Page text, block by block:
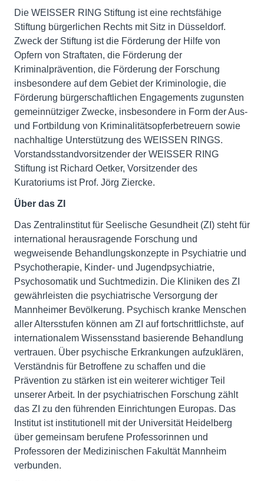
Die WEISSER RING Stiftung ist eine rechtsfähige
Stiftung bürgerlichen Rechts mit Sitz in Düsseldorf.
Zweck der Stiftung ist die Förderung der Hilfe von
Opfern von Straftaten, die Förderung der
Kriminalprävention, die Förderung der Forschung
insbesondere auf dem Gebiet der Kriminologie, die
Förderung bürgerschaftlichen Engagements zugunsten
gemeinnütziger Zwecke, insbesondere in Form der Aus-
und Fortbildung von Kriminalitätsopferbetreuern sowie
nachhaltige Unterstützung des WEISSEN RINGS.
Vorstandsstandvorsitzender der WEISSER RING
Stiftung ist Richard Oetker, Vorsitzender des
Kuratoriums ist Prof. Jörg Ziercke.
Über das ZI
Das Zentralinstitut für Seelische Gesundheit (ZI) steht für
international herausragende Forschung und
wegweisende Behandlungskonzepte in Psychiatrie und
Psychotherapie, Kinder- und Jugendpsychiatrie,
Psychosomatik und Suchtmedizin. Die Kliniken des ZI
gewährleisten die psychiatrische Versorgung der
Mannheimer Bevölkerung. Psychisch kranke Menschen
aller Altersstufen können am ZI auf fortschrittlichste, auf
internationalem Wissensstand basierende Behandlung
vertrauen. Über psychische Erkrankungen aufzuklären,
Verständnis für Betroffene zu schaffen und die
Prävention zu stärken ist ein weiterer wichtiger Teil
unserer Arbeit. In der psychiatrischen Forschung zählt
das ZI zu den führenden Einrichtungen Europas. Das
Institut ist institutionell mit der Universität Heidelberg
über gemeinsam berufene Professorinnen und
Professoren der Medizinischen Fakultät Mannheim
verbunden.